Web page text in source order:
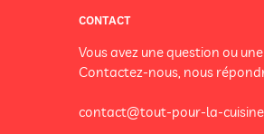
CONTACT
Vous avez une question ou
Contactez-nous, nous
contact@tout-pour-la-